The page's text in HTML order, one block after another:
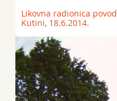
Likovna radionica
Kutini, 18.6.2014.